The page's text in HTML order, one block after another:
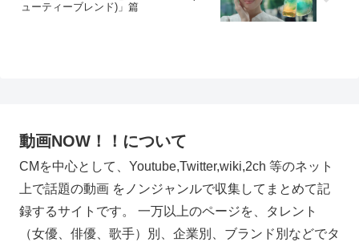
ューティーブレンド)」篇
動画NOW！！について
CMを中心として、Youtube,Twitter,wiki,2ch 等のネット
上で話題の動画 をノンジャンルで収集してまとめて記
録するサイトです。 一万以上のページを、タレント
（女優、俳優、歌手）別、企業別、ブランド別などでタ